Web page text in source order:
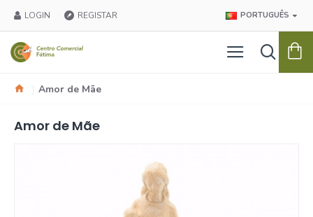
LOGIN REGISTAR PORTUGUÊS
Amor de Mãe
Amor de Mãe